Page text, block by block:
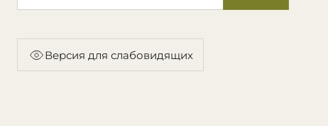
Версия для слабовидящих